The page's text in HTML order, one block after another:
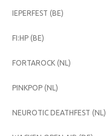
IEPERFEST (BE)
FI:HP (BE)
FORTAROCK (NL)
PINKPOP (NL)
NEUROTIC DEATHFEST (NL)